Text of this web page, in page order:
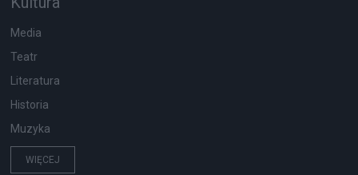
Media
Teatr
Literatura
Historia
Muzyka
WIĘCEJ